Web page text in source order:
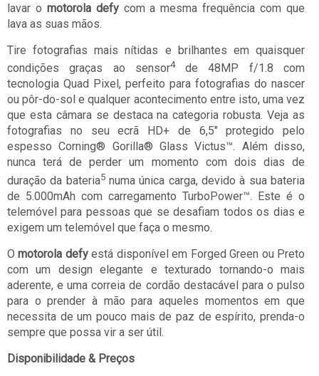
lavar o motorola defy com a mesma frequência com que
lava as suas mãos.
Tire fotografias mais nítidas e brilhantes em quaisquer
condições graças ao sensor4de 48MP f/1.8 com
tecnologia Quad Pixel, perfeito para fotografias do nascer
ou pôr-do-sol e qualquer acontecimento entre isto, uma vez
que esta câmara se destaca na categoria robusta. Veja as
fotografias no seu ecrã HD+ de 6,5" protegido pelo
espesso Corning® Gorilla® Glass Victus™. Além disso,
nunca terá de perder um momento com dois dias de
duração da bateria5numa única carga, devido à sua bateria
de 5.000mAh com carregamento TurboPower™. Este é o
telemóvel para pessoas que se desafiam todos os dias e
exigem um telemóvel que faça o mesmo.
Omotorola defyestá disponível em Forged Green ou Preto
com um design elegante e texturado tornando-o mais
aderente, e uma correia de cordão destacável para o pulso
para o prender à mão para aqueles momentos em que
necessita de um pouco mais de paz de espírito, prenda-o
sempre que possa vir a ser útil.
Disponibilidade & Preços